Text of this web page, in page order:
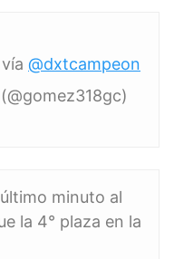
vía @dxtcampeon
minuto al
la 4° plaza en la